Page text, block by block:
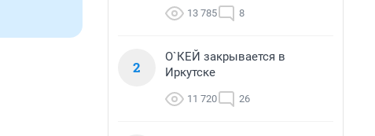
13 785 8
2
О`КЕЙ закрывается в
Иркутске
11 720 26